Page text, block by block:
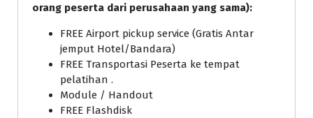
orang peserta dari perusahaan yang sama):
FREE Airport pickup service (Gratis Antar
jemput Hotel/Bandara)
FREE Transportasi Peserta ke tempat
pelatihan .
Module / Handout
FREE Flashdisk